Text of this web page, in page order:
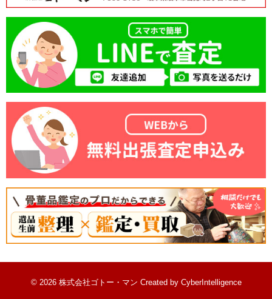
© 2026 株式会社ゴトー・マン Created by CyberIntelligence